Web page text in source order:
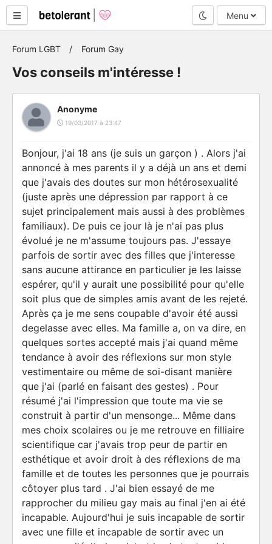
Mode nuit
Menu
Forum LGBT Forum Gay
Vos conseils m'intéresse !
Anonyme
19/03/2017 à 23:47
Bonjour, j'ai 18 ans (je suis un garçon ) . Alors j'ai
annoncé à mes parents il y a déjà un ans et demi
que j'avais des doutes sur mon hétérosexualité
(juste après une dépression par rapport à ce
sujet principalement mais aussi à des problèmes
familiaux). De puis ce jour là je n'ai pas plus
évolué je ne m'assume toujours pas. J'essaye
parfois de sortir avec des filles que j'interesse
sans aucune attirance en particulier je les laisse
espérer, qu'il y aurait une possibilité pour qu'elle
soit plus que de simples amis avant de les rejeté.
Après ça je me sens coupable d'avoir été aussi
degelasse avec elles. Ma famille a, on va dire, en
quelques sortes accepté mais j'ai quand même
tendance à avoir des réflexions sur mon style
vestimentaire ou même de soi-disant manière
que j'ai (parlé en faisant des gestes) . Pour
résumé j'ai l'impression que toute ma vie se
construit à partir d'un mensonge... Même dans
mes choix scolaires ou je me retrouve en filliaire
scientifique car j'avais trop peur de partir en
esthétique et avoir droit à des réflexions de ma
famille et de toutes les personnes que je pourrais
côtoyer plus tard . J'ai bien essayé de me
rapprocher du milieu gay mais au final j'en ai été
incapable. Aujourd'hui je suis incapable de sortir
avec une fille et incapable de sortir avec un